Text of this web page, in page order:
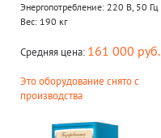
Энергопотребление: 220 В, 50 Гц
Вес: 190 кг
Средняя цена: 161 000 руб.
Это оборудование снято с
производства